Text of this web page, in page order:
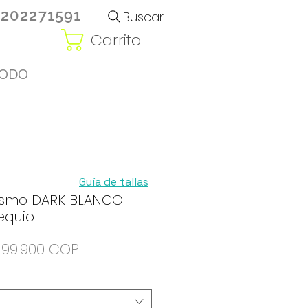
Buscar
Carrito
DARK BLANCO
COP
Guía de tallas